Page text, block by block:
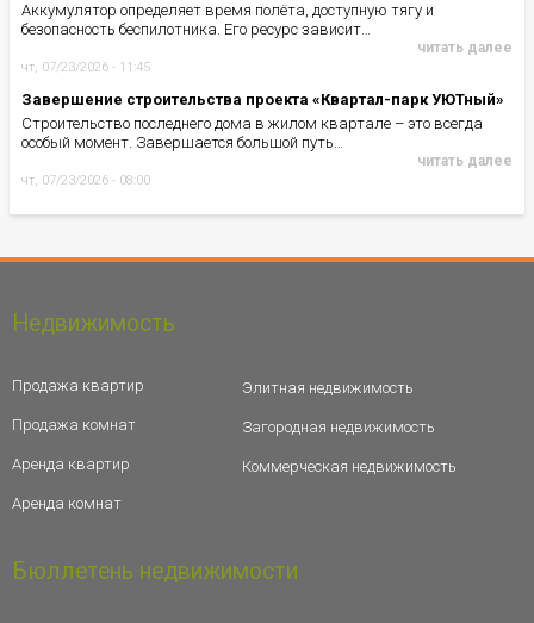
Аккумулятор определяет время полёта, доступную тягу и
безопасность беспилотника. Его ресурс зависит…
читать далее
чт, 07/23/2026 - 11:45
Завершение строительства проекта «Квартал-парк УЮТный»
Строительство последнего дома в жилом квартале – это всегда
особый момент. Завершается большой путь…
читать далее
чт, 07/23/2026 - 08:00
Недвижимость
Продажа квартир
Продажа комнат
Аренда квартир
Аренда комнат
Элитная недвижимость
Загородная недвижимость
Коммерческая недвижимость
Бюллетень недвижимости